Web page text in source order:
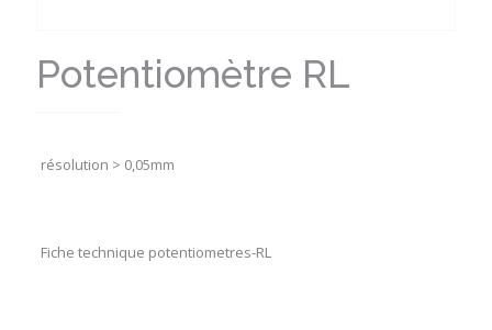
Potentiomètre RL
résolution > 0,05mm
Fiche technique potentiometres-RL